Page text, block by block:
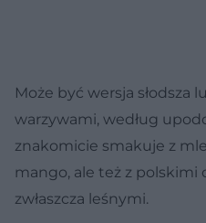
Może być wersja słodsza
warzywami, według
znakomicie smakuje z
mango, ale też z polskimi
zwłaszcza leśnymi.